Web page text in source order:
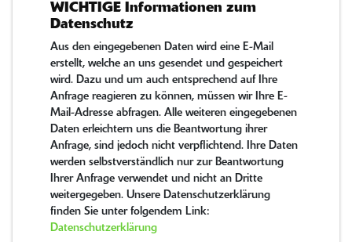
WICHTIGE Informationen zum
Datenschutz
Aus den eingegebenen Daten wird eine E-Mail
erstellt, welche an uns gesendet und gespeichert
wird. Dazu und um auch entsprechend auf Ihre
Anfrage reagieren zu können, müssen wir Ihre E-
Mail-Adresse abfragen. Alle weiteren eingegebenen
Daten erleichtern uns die Beantwortung ihrer
Anfrage, sind jedoch nicht verpflichtend. Ihre Daten
werden selbstverständlich nur zur Beantwortung
Ihrer Anfrage verwendet und nicht an Dritte
weitergegeben. Unsere Datenschutzerklärung
finden Sie unter folgendem Link:
Datenschutzerklärung